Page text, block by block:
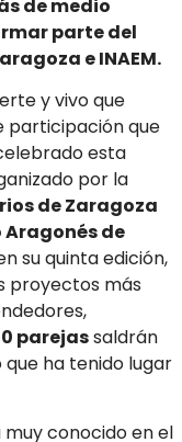
de medio
parte del
e INAEM.
y vivo que
participación que
esta
por la
de Zaragoza
de
su quinta edición,
proyectos más
parejassaldrán
ha tenido lugar
muy conocido en el